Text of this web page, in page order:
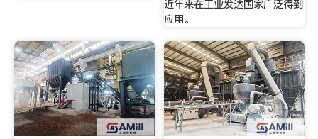
近年来在工业发达国家广泛得到
应用。